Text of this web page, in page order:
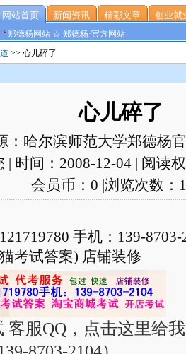
网站首页 新闻资讯 精彩文章 创业就
郑德杨网站 ☆ 郑德杨·官方网站
>> 心儿碎了
心儿碎了
：哈尔滨师范大学郑德杨
| 时间：2008-12-04 | 阅读
会员币：0 |浏览次数：
手机：139-
考试答案) 店铺装修